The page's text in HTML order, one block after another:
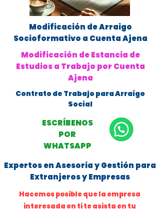
Modificación de Arraigo
Socioformativo a Cuenta Ajena
Modificación de Estancia de
Estudios a Trabajo por Cuenta
Ajena
Contrato de Trabajo para Arraigo
Social
ESCRÍBENOS
POR
WHATSAPP
Expertos en Asesoría y Gestión para
Extranjeros y Empresas
Hacemos posible que la empresa
interesada en ti te asista en tu